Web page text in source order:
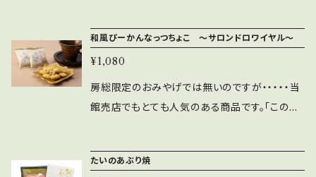
る御菓子です。 原材料：もち米（国内産）、植物油
脂、エビパウダー、房州海老粉末 桜えび、食塩、
ぶどう糖、粉末醤油、香辛料、調味料（アミノ酸
等） （原材料の一部に小麦含む） 内容量：24枚
和風ぴーかんなっつちょこ ～サロンドロワイヤル～
¥1,080
房総限定のおみやげでは無いのですが・・・・・当
館売店でもとても人気のある商品です。「この店
常連のお客さまも多くいらっしゃいます。 稀少な
たいのあぶり焼